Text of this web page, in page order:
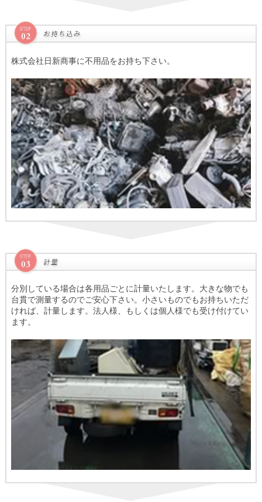
株式会社日新商事に不用品をお持ち下さい。
分別している場合は各用品ごとに計量いたします。大きな物でも
台貫で測量するのでご安心下さい。小さいものでもお持ちいただ
ければ、計量します。法人様、もしくは個人様でも受け付けてい
ます。